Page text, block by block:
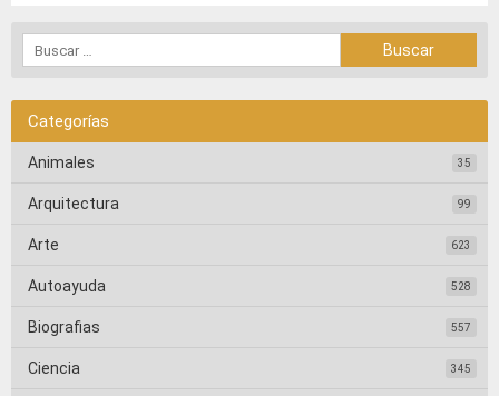
Categorías
Animales 35
Arquitectura 99
Arte 623
Autoayuda 528
Biografias 557
Ciencia 345